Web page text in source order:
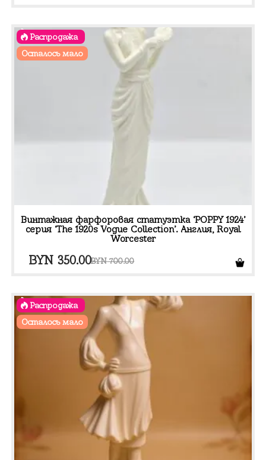
Распродажа
Осталось мало
Винтажная фарфоровая статуэтка ‘POPPY 1924’
серия ‘The 1920s Vogue Collection’. Англия, Royal
Worcester
BYN700.00
Первоначальная
составляла
BYN 700.00.
BYN 350.00Текущая
BYN 350.00.
Распродажа
Осталось мало